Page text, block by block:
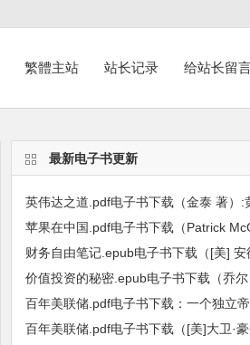
繁體主站 站长记录 给站长留
最新电子书更新